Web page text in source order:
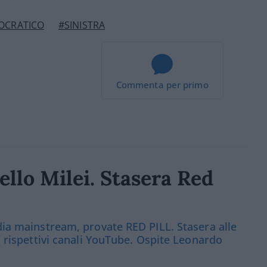
#SINISTRA
Commenta per primo
Milei. Stasera Red
mainstream, provate RED PILL. Stasera alle
canali YouTube. Ospite Leonardo